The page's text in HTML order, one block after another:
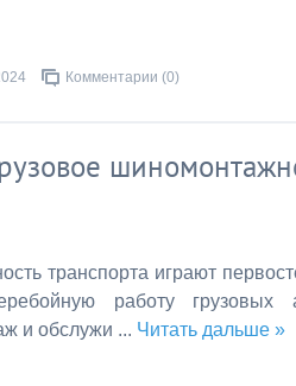
Комментарии (0)
транспорта играют
работу грузовых
и обслужи ... Читать дальше »